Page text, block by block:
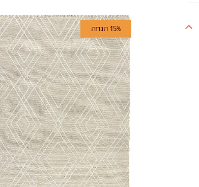
15% הנחה